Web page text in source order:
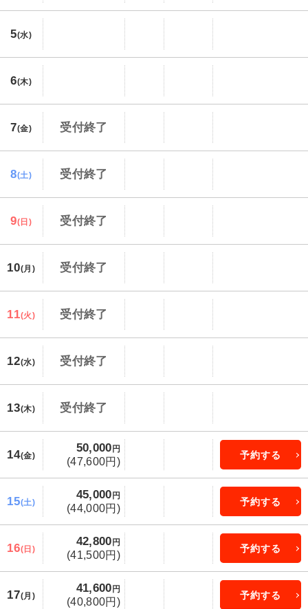
5(水)
6(木)
7(金) 受付終了
8(土) 受付終了
9(日) 受付終了
10(月) 受付終了
11(火) 受付終了
12(水) 受付終了
13(木) 受付終了
14(金)
50,000 円
(47,600円)
予約する
15(土)
45,000 円
(44,000円)
予約する
16(日)
42,800 円
(41,500円)
予約する
17(月)
41,600 円
(40,800円)
予約する